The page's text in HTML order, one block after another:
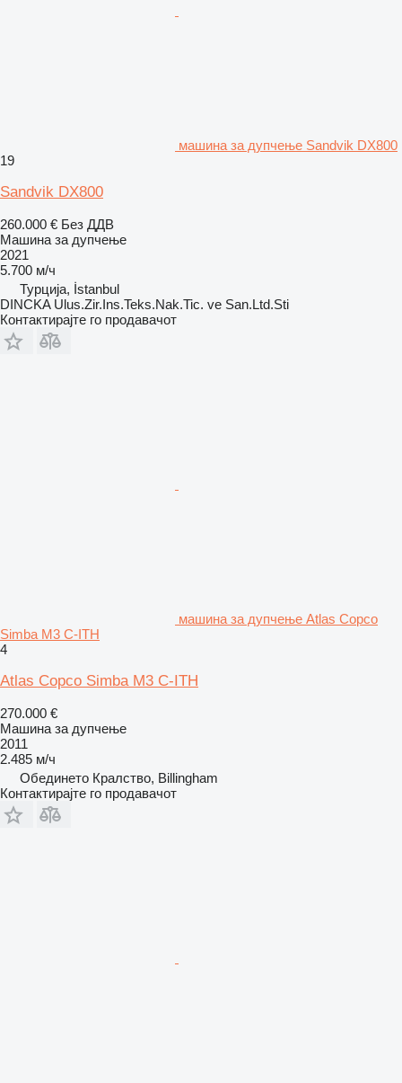
машина за дупчење Sandvik DX800
19
Sandvik DX800
260.000 € Без ДДВ
Машина за дупчење
2021
5.700 м/ч
Турција, İstanbul
DINCKA Ulus.Zir.Ins.Teks.Nak.Tic. ve San.Ltd.Sti
Контактирајте го продавачот
машина за дупчење Atlas Copco
Simba M3 C-ITH
4
Atlas Copco Simba M3 C-ITH
270.000 €
Машина за дупчење
2011
2.485 м/ч
Обединето Кралство, Billingham
Контактирајте го продавачот